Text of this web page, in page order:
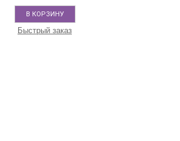
В КОРЗИНУ
Быстрый заказ